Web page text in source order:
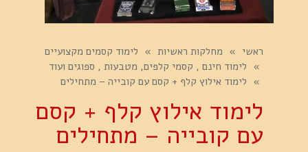
ראשי » מחלקות ראשיות » לימוד קסמים מקצועיים
» לימוד חינם , קסמי קלפים, מטבעות , ספוגים ועוד
» לימוד אילוץ קלף + קסם עם קובייה – מתחילים
לימוד אילוץ קלף + קסם
עם קובייה – מתחילים